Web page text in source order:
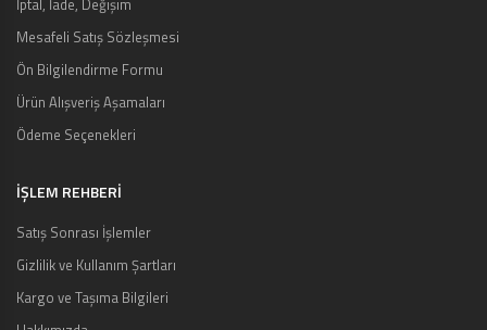
İptal, İade, Değişim
Mesafeli Satış Sözleşmesi
Ön Bilgilendirme Formu
Ürün Alışveriş Aşamaları
Ödeme Seçenekleri
İŞLEM REHBERİ
Satış Sonrası İşlemler
Gizlilik ve Kullanım Şartları
Kargo ve Taşıma Bilgileri